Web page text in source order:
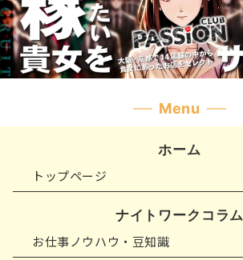
Menu
ホーム
トップページ
ナイトワークコラム
お仕事ノウハウ・豆知識